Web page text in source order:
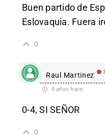
Buen partido de
Eslovaquia. Fuera
0
Raul Martinez
5 años hace
0-4, SI SEÑOR
0